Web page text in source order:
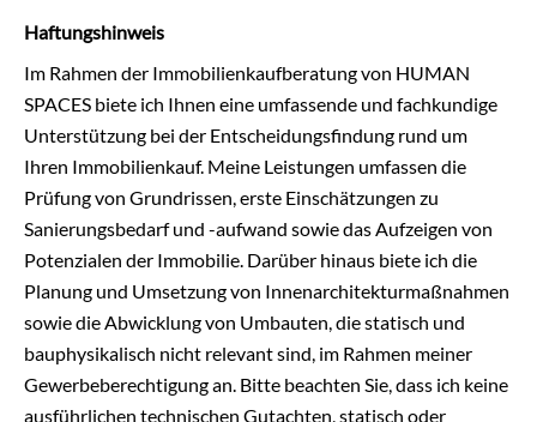
Haftungshinweis
Im Rahmen der Immobilienkaufberatung von HUMAN
SPACES biete ich Ihnen eine umfassende und fachkundige
Unterstützung bei der Entscheidungsfindung rund um
Ihren Immobilienkauf. Meine Leistungen umfassen die
Prüfung von Grundrissen, erste Einschätzungen zu
Sanierungsbedarf und -aufwand sowie das Aufzeigen von
Potenzialen der Immobilie. Darüber hinaus biete ich die
Planung und Umsetzung von Innenarchitekturmaßnahmen
sowie die Abwicklung von Umbauten, die statisch und
bauphysikalisch nicht relevant sind, im Rahmen meiner
Gewerbeberechtigung an. Bitte beachten Sie, dass ich keine
ausführlichen technischen Gutachten, statisch oder